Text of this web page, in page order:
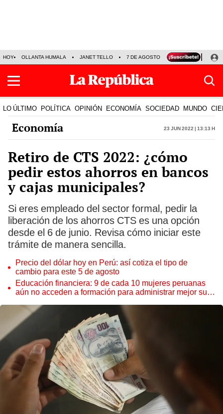
HOY OLLANTA HUMALA JANET TELLO 7 DE AGOSTO TINKA RESULTADOS
LO ÚLTIMO POLÍTICA OPINIÓN ECONOMÍA SOCIEDAD MUNDO
Economía 23 Jun 2022 | 13:13 h
Retiro de CTS 2022: ¿cómo
pedir estos ahorros en bancos
y cajas municipales?
Si eres empleado del sector formal, pedir la
liberación de los ahorros CTS es una opción
desde el 6 de junio. Revisa cómo iniciar este
trámite de manera sencilla.
Precio del dólar hoy en Perú: así cotiza el tipo de
cambio para este 5 de agosto
Educación financiera: 9 de cada 10 mujeres peruanas
aún no acceden a formación para administrar mejor su